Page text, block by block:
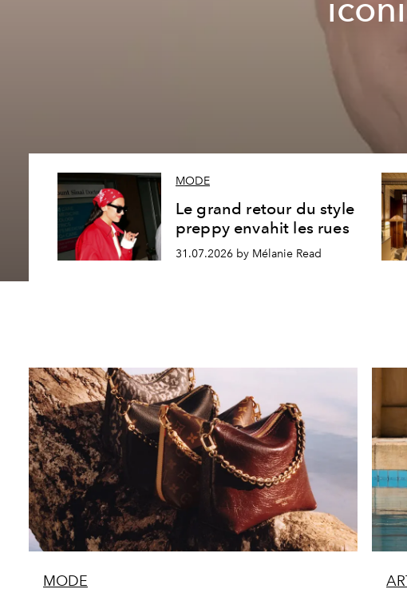
MODE
Le grand retour du style
preppy envahit les rues
31.07.2026 by Mélanie Read
MODE